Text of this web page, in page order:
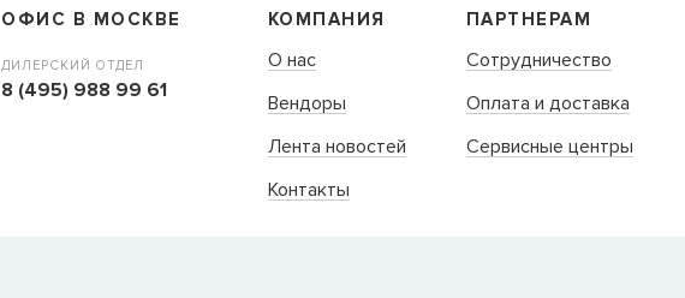
sales@grandm.ru
График работы:
пн–чт: 10:00–19:00
пт: 10:00–18:00
сб, вс: выходной
ОФИС В МОСКВЕ
ДИЛЕРСКИЙ ОТДЕЛ
8 (495) 988 99 61
КОМПАНИЯ
О нас
Вендоры
Лента новостей
Контакты
ПАРТНЕРАМ
Сотрудничество
Оплата и доставка
Сервисные центры